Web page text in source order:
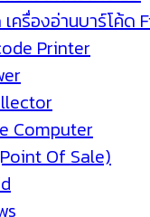
ครื่องอ่านบาร์โค้ด
Printer
Computer
Of Sale)